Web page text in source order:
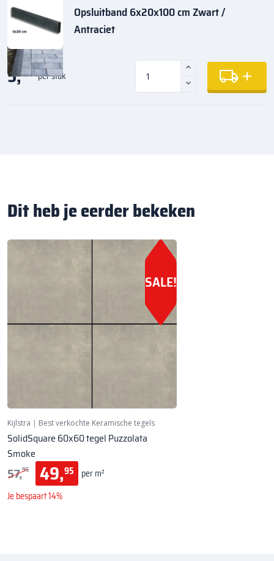
Opsluitband 6x20x100 cm Zwart /
Antraciet
5,35 per stuk
Dit heb je eerder bekeken
SALE!
Kijlstra | Best verkochte Keramische tegels
SolidSquare 60x60 tegel Puzzolata
Smoke
57,95 49,95
per m²
Je bespaart 14%